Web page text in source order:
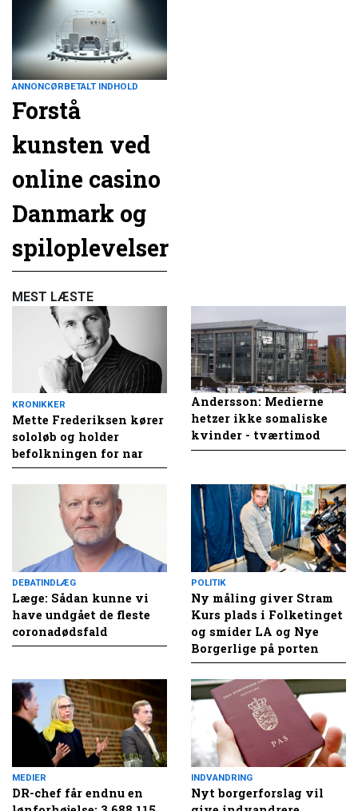
ANNONCØRBETALT INDHOLD
Forstå
kunsten ved
online casino
Danmark og
spiloplevelser
MEST LÆSTE
KRONIKKER
Mette Frederiksen kører
sololøb og holder
befolkningen for nar
Andersson: Medierne
hetzer ikke somaliske
kvinder - tværtimod
DEBATINDLÆG
Læge: Sådan kunne vi
have undgået de fleste
coronadødsfald
POLITIK
Ny måling giver Stram
Kurs plads i Folketinget
og smider LA og Nye
Borgerlige på porten
MEDIER
DR-chef får endnu en
INDVANDRING
Nyt borgerforslag vil